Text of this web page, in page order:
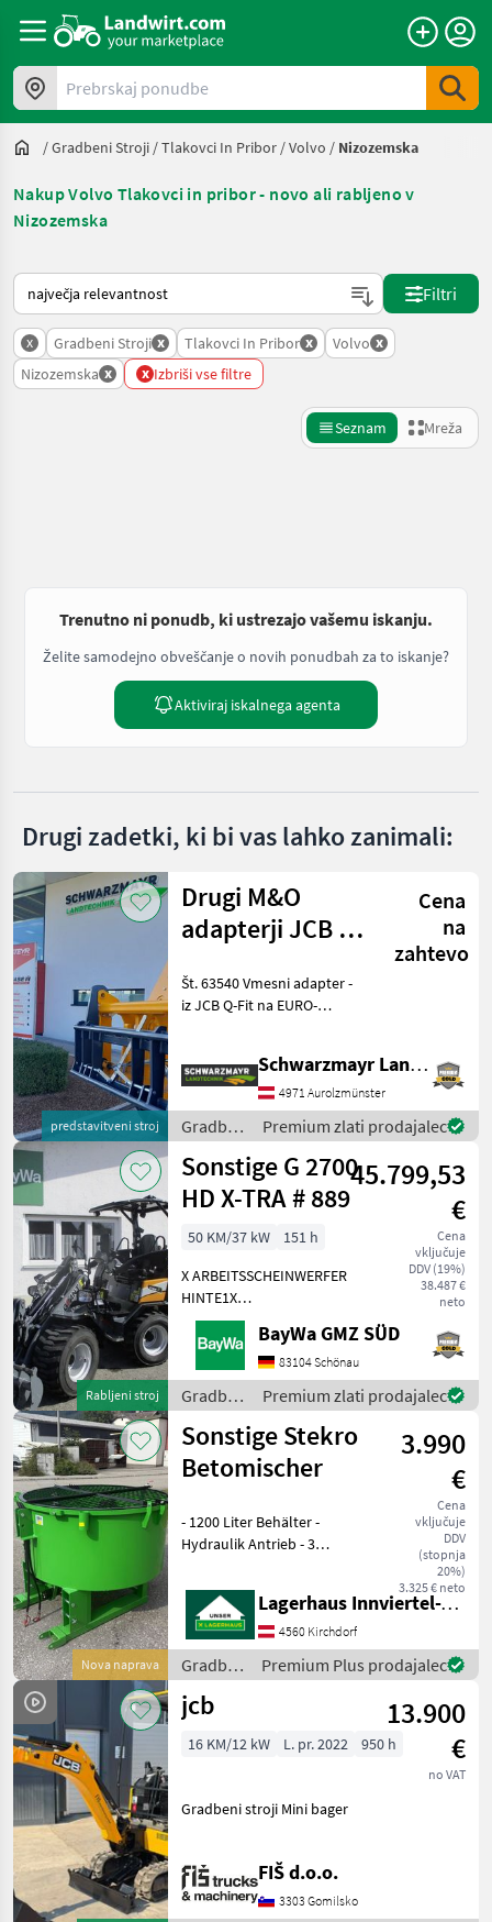
Prebrskaj ponudbe
/Gradbeni Stroji /Tlakovci In Pribor /Volvo / Nizozemska
Nakup Volvo Tlakovci in pribor - novo ali rabljeno v
Nizozemska
Tako je razvrščeno na Landwirt.com
Filtri
x Gradbeni Stroji x Tlakovci In Pribor x Volvo x
Nizozemska x x Izbriši vse filtre
Seznam Mreža
Trenutno ni ponudb, ki ustrezajo vašemu iskanju.
Želite samodejno obveščanje o novih ponudbah za to iskanje?
Aktiviraj iskalnega agenta
Drugi zadetki, ki bi vas lahko zanimali:
predstavitveni stroj
Drugi M&O
adapterji JCB Q
EURO
Cena
na
zahtevo
Št. 63540 Vmesni adapter -
iz JCB Q-Fit na EURO-
0 to VFG – rabljeno
Prodajna ekipa podjetja
Schwarzmayr v
Schwarzmayr Landtechnik GmbH - Aurolzmünster
4971 Aurolzmünster
Gradbeni
stroji /
Sonstige
Premium zlati prodajalec
Rabljeni stroj
Sonstige G 2700
HD X-TRA # 889
45.799,53
€
Cena
vključuje
DDV (19%)
38.487 €
neto
50 KM/37 kW
151 h
X ARBEITSSCHEINWERFER
HINTE1X
ARBEITSSCHEINWERFER
VORNE1X
HECKGEWICHTSPLATTE 62
KG1X
HYDRAULIKKREISLAUF
DPPPEL31X15.50-15
SKIDDATENBESCHEINIGUNG
BRD 20 KMDRUCKFREIER
BayWa GMZ SÜD
83104 Schönau
Gradbeni
stroji /
Sonstige
Premium zlati prodajalec
Nova naprava
Sonstige Stekro
Betomischer
3.990
€
Cena
vključuje
DDV
(stopnja
20%)
3.325 € neto
- 1200 Liter Behälter -
Hydraulik Antrieb - 3
Stapleraufnahme -
Auslaufschieber hinten und
rechts - Auslaufrutsche -
Sackaufreißer
Lagerhaus Innviertel-Traunviertel-Urfahr eGen, Kirchdorf
4560 Kirchdorf
Gradbeni
stroji /
Sonstige
Premium Plus prodajalec
jcb
13.900
€
no VAT
16 KM/12 kW L. pr. 2022 950 h
Gradbeni stroji Mini bager
FIŠ d.o.o.
3303 Gomilsko